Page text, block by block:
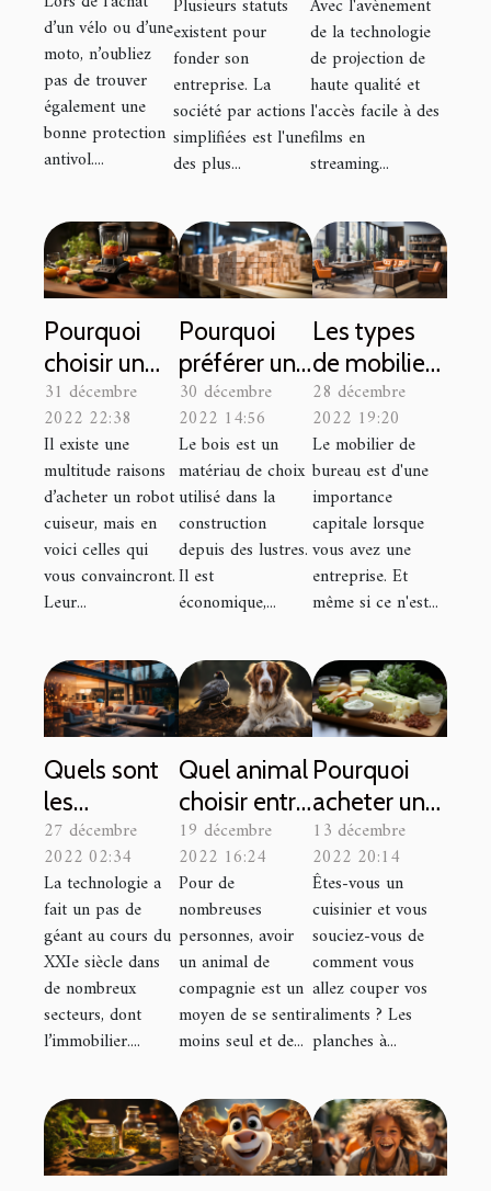
serrure ?
d’un vélo ou d’une
moto, n’oubliez
pas de trouver
également une
bonne protection
antivol....
Plusieurs statuts
existent pour
fonder son
entreprise. La
société par actions
simplifiées est l'une
des plus...
processus
d'installation
d'une salle
de cinéma
chez soi
Avec l'avènement
de la technologie
de projection de
haute qualité et
l'accès facile à des
films en
streaming...
Pourquoi
choisir un
robot
cuiseur
connecté ?
31 décembre
2022 22:38
Il existe une
multitude raisons
d’acheter un robot
cuiseur, mais en
voici celles qui
vous convaincront.
Leur...
Pourquoi
préférer une
construction
en bois ?
30 décembre
2022 14:56
Le bois est un
matériau de choix
utilisé dans la
construction
depuis des lustres.
Il est
économique,...
Les types
de mobilier
de bureau
28 décembre
2022 19:20
Le mobilier de
bureau est d'une
importance
capitale lorsque
vous avez une
entreprise. Et
même si ce n'est...
Quels sont
les
avantages
de la
domotique
?
27 décembre
2022 02:34
La technologie a
fait un pas de
géant au cours du
XXIe siècle dans
de nombreux
secteurs, dont
l’immobilier....
Quel animal
choisir entre
le chien et le
chat?
19 décembre
2022 16:24
Pour de
nombreuses
personnes, avoir
un animal de
compagnie est un
moyen de se sentir
moins seul et de...
Pourquoi
acheter une
planche à
découper : 2
essentiels ?
13 décembre
2022 20:14
Êtes-vous un
cuisinier et vous
souciez-vous de
comment vous
allez couper vos
aliments ? Les
planches à...